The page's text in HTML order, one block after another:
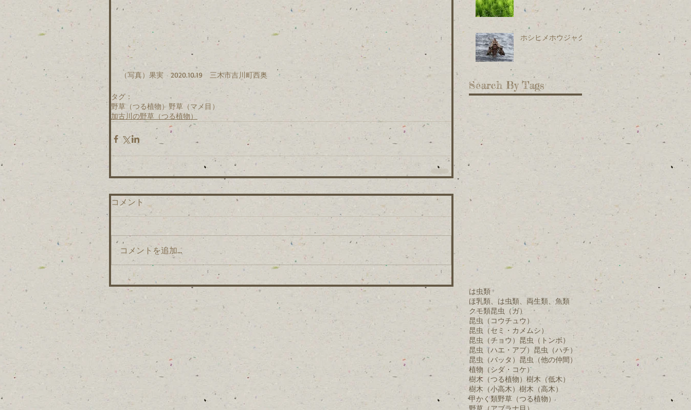
（写真）果実　2020.10.19　三木市吉川町西奥
タグ：
野草（つる植物） 野草（マメ目）
加古川の野草（つる植物）
コメント
コメントを追加…
ホシヒメホウジャク
Search By Tags
は虫類
ほ乳類、は虫類、両生類、魚類
クモ類昆虫（ガ）
昆虫（コウチュウ）
昆虫（セミ・カメムシ）
昆虫（チョウ） 昆虫（トンボ）
昆虫（ハエ・アブ） 昆虫（ハチ）
昆虫（バッタ） 昆虫（他の仲間）
植物（シダ・コケ）
樹木（つる植物） 樹木（低木）
樹木（小高木）樹木（高木）
甲かく類野草（つる植物）
野草（アブラナ目）